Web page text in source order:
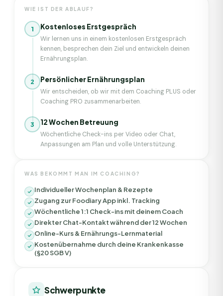
WIE IST DER ABLAUF?
1 Kostenloses Erstgespräch
Wir lernen uns in einem kostenlosen Erstgespräch
kennen, besprechen dein Ziel und entwickeln deinen
Ernährungsplan.
2 Persönlicher Ernährungsplan
Wir entscheiden, ob wir mit dem Coaching PLUS oder
Coaching PRO zusammenarbeiten.
3 12 Wochen Betreuung
Wöchentliche Check-ins per Video oder Chat,
Anpassungen am Plan und volle Unterstützung.
WAS BEKOMMT MAN IM COACHING?
Individueller Wochenplan & Rezepte
Zugang zur Foodiary App inkl. Tracking
Wöchentliche 1:1 Check-ins mit deinem Coach
Direkter Chat-Kontakt während der 12 Wochen
Online-Kurs & Ernährungs-Lernmaterial
Kostenübernahme durch deine Krankenkasse
(§20 SGB V)
Schwerpunkte